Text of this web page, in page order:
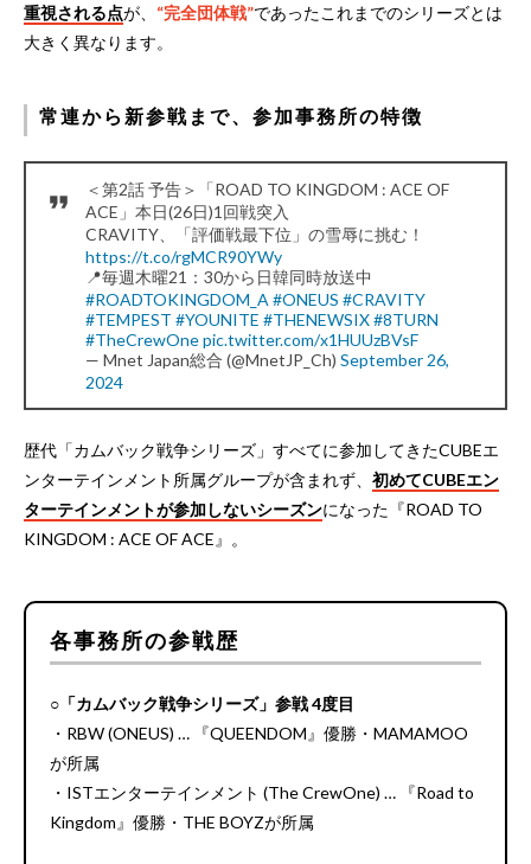
重視される点が、 “完全団体戦”であったこれまでのシリーズとは
大きく異なります。
常連から新参戦まで、参加事務所の特徴
＜第2話 予告＞「ROAD TO KINGDOM : ACE OF
ACE」本日(26日)1回戦突入
CRAVITY、「評価戦最下位」の雪辱に挑む！
https://t.co/rgMCR90YWy
📍毎週木曜21：30から日韓同時放送中
#ROADTOKINGDOM_A #ONEUS #CRAVITY
#TEMPEST #YOUNITE #THENEWSIX#8TURN
#TheCrewOnepic.twitter.com/x1HUUzBVsF
— Mnet Japan総合 (@MnetJP_Ch) September 26,
2024
歴代「カムバック戦争シリーズ」すべてに参加してきたCUBEエ
ンターテインメント所属グループが含まれず、 初めてCUBEエン
ターテインメントが参加しないシーズンになった『ROAD TO
KINGDOM : ACE OF ACE』。
各事務所の参戦歴
○「カムバック戦争シリーズ」参戦 4度目
・RBW (ONEUS) … 『QUEENDOM』優勝・MAMAMOO
が所属
・ISTエンターテインメント (The CrewOne) … 『Road to
Kingdom』優勝・THE BOYZが所属